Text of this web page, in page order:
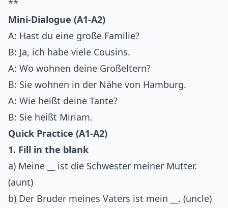
**
Mini-Dialogue (A1-A2)
A: Hast du eine große Familie?
B: Ja, ich habe viele Cousins.
A: Wo wohnen deine Großeltern?
B: Sie wohnen in der Nähe von Hamburg.
A: Wie heißt deine Tante?
B: Sie heißt Miriam.
Quick Practice (A1-A2)
1. Fill in the blank
a) Meine _
ist die Schwester meiner Mutter.
(aunt)
b) Der Bruder meines Vaters ist mein _
. (uncle)